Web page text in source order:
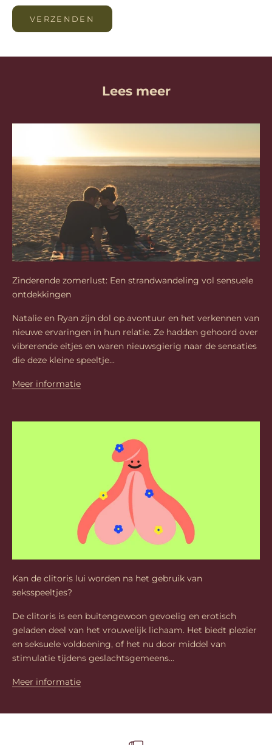
VERZENDEN
Lees meer
Zinderende zomerlust: Een strandwandeling vol sensuele
ontdekkingen
Natalie en Ryan zijn dol op avontuur en het verkennen van
nieuwe ervaringen in hun relatie. Ze hadden gehoord over
vibrerende eitjes en waren nieuwsgierig naar de sensaties
die deze kleine speeltje...
Meer informatie
Kan de clitoris lui worden na het gebruik van
seksspeeltjes?
De clitoris is een buitengewoon gevoelig en erotisch
geladen deel van het vrouwelijk lichaam. Het biedt plezier
en seksuele voldoening, of het nu door middel van
stimulatie tijdens geslachtsgemeens...
Meer informatie